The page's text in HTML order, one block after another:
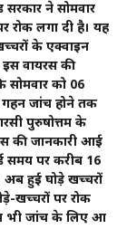
सरकार ने सोमवार
रोक लगा दी है। यह
के एक्वाइन
वायरस की
सोमवार को 06
गहन जांच होने तक
पुरुषोत्तम के
की जानकारी आई
समय पर करीब 16
अब हुई घोड़े खच्चरों
खच्चरों पर रोक
भी जांच के लिए आ